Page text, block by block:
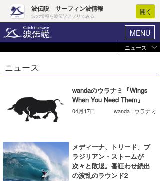
波伝説 サーフィン波情報
波の情報を波伝説アプリでみる
開く
MENU
ヘルプ マイホーム
ログイン
新規会員登録
波情報･概況
気象情報
ニュース
ニュース
wandaのウラナミ『Wings
When You Need Them』
04月17日 wanda | ウラナミ
メディーナ、トリード、ブ
ラジリアン・ストームが
次々と敗退。番狂わせ続出
の波乱のラウンド2
ニュース
Core Surf Japan
ファッション/グッズ
コラム
トラベル